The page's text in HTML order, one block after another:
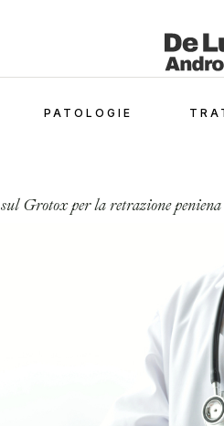
PATOLOGIE
Grotox per la retrazione peniena